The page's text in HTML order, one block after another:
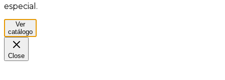
especial.
Ver
catálogo
Close